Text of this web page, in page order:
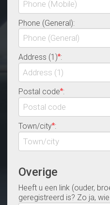
Phone (General):
Address (1)*:
Postal code*:
Town/city*:
Overige
Heeft u een link (ouder,
geregistreerd is? Zo ja,